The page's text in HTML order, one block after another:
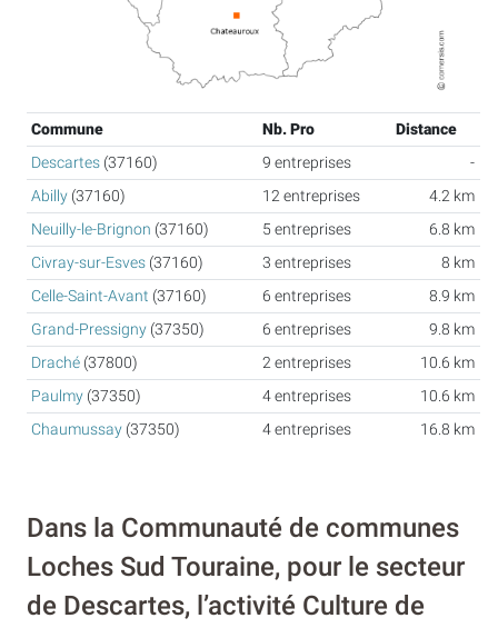
Commune Nb. Pro
Distance
Descartes (37160) 9 entreprises
-
Abilly (37160) 12 entreprises
4.2 km
Neuilly-le-Brignon (37160) 5 entreprises
6.8 km
Civray-sur-Esves (37160) 3 entreprises
8 km
Celle-Saint-Avant (37160) 6 entreprises
8.9 km
Grand-Pressigny (37350) 6 entreprises
9.8 km
Draché (37800) 2 entreprises
10.6 km
Paulmy (37350) 4 entreprises
10.6 km
Chaumussay (37350) 4 entreprises 16.8 km
Dans la Communauté de communes
Loches Sud Touraine, pour le secteur
de Descartes, l’activité Culture de